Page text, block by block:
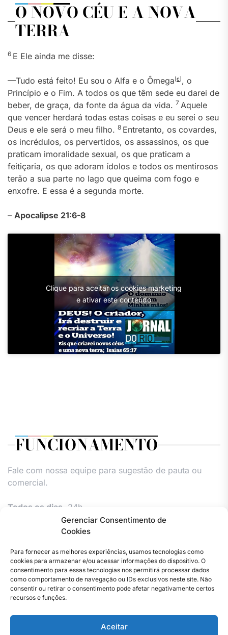
Gerenciar Consentimento de
Cookies
Para fornecer as melhores experiências, usamos tecnologias como
cookies para armazenar e/ou acessar informações do dispositivo. O
consentimento para essas tecnologias nos permitirá processar dados
como comportamento de navegação ou IDs exclusivos neste site. Não
consentir ou retirar o consentimento pode afetar negativamente certos
recursos e funções.
Aceitar
O NOVO CÉU E A NOVA
TERRA
6 E Ele ainda me disse:
—Tudo está feito! Eu sou o Alfa e o Ômega[c], o
Princípio e o Fim. A todos os que têm sede eu darei de
beber, de graça, da fonte da água da vida. 7 Aquele
que vencer herdará todas estas coisas e eu serei o seu
Deus e ele será o meu filho. 8 Entretanto, os covardes,
os incrédulos, os pervertidos, os assassinos, os que
praticam imoralidade sexual, os que praticam a
feitiçaria, os que adoram ídolos e todos os mentirosos
terão a sua parte no lago que queima com fogo e
enxofre. E essa é a segunda morte.
– Apocalipse 21:6-8
Clique para aceitar os cookies marketing
e ativar este conteúdo
FUNCIONAMENTO
Fale com nossa equipe para sugestão de pauta ou
comercial.
Todos os dias, 24h.
Facebook
Instagram
TwitterYoutube
contato
Privacidade
–
cookiescookiescookies
e
Copyright © 2023 . Todos os direitos reservados. Webmaster